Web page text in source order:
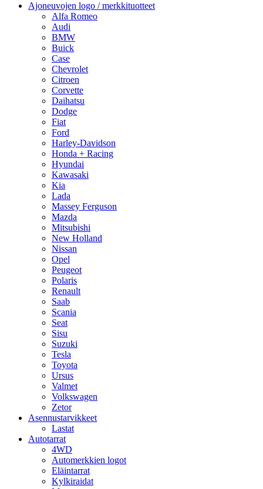
Ajoneuvojen logo / merkkituotteet
Alfa Romeo
Audi
BMW
Buick
Case
Chevrolet
Citroen
Corvette
Daihatsu
Dodge
Fiat
Ford
Harley-Davidson
Honda + Racing
Hyundai
Kawasaki
Kia
Lada
Massey Ferguson
Mazda
Mitsubishi
New Holland
Nissan
Opel
Peugeot
Polaris
Renault
Saab
Scania
Seat
Sisu
Suzuki
Tesla
Toyota
Ursus
Valmet
Volkswagen
Zetor
Asennustarvikkeet
Lastat
Autotarrat
4WD
Automerkkien logot
Eläintarrat
Kylkiraidat